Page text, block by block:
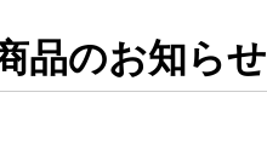
品のお知らせ